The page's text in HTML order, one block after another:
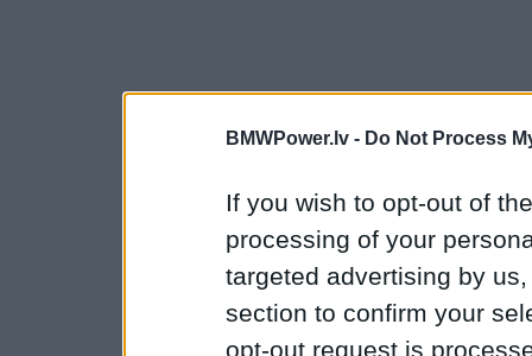
BMWPower.lv - Do Not Process
If you wish to opt-out of
processing of your
targeted advertising by
section to confirm your
opt-out request is